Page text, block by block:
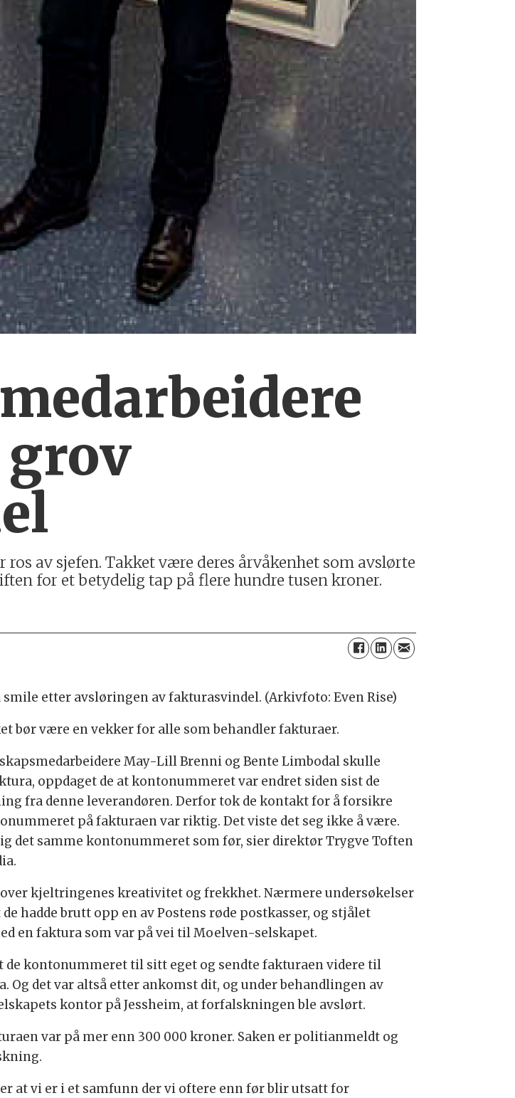
grov
av sjefen. Takket være deres årvåkenhet som avslørte
for et betydelig tap på flere hundre tusen kroner.
etter avsløringen av fakturasvindel. (Arkivfoto: Even Rise)
bør være en vekker for alle som behandler fakturaer.
May-Lill Brenni og Bente Limbodal skulle
oppdaget de at kontonummeret var endret siden sist de
fra denne leverandøren. Derfor tok de kontakt for å forsikre
på fakturaen var riktig. Det viste det seg ikke å være.
det samme kontonummeret som før, sier direktør Trygve Toften
kjeltringenes kreativitet og frekkhet. Nærmere undersøkelser
hadde brutt opp en av Postens røde postkasser, og stjålet
en faktura som var på vei til Moelven-selskapet.
de kontonummeret til sitt eget og sendte fakturaen videre til
Og det var altså etter ankomst dit, og under behandlingen av
kontor på Jessheim, at forfalskningen ble avslørt.
var på mer enn 300 000 kroner. Saken er politianmeldt og
at vi er i et samfunn der vi oftere enn før blir utsatt for